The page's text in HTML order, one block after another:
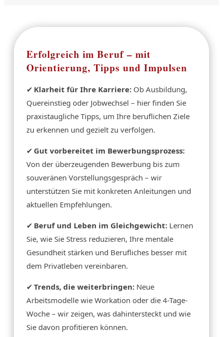
Erfolgreich im Beruf – mit
Orientierung, Tipps und Impulsen
✔ Klarheit für Ihre Karriere: Ob Ausbildung,
Quereinstieg oder Jobwechsel – hier finden Sie
praxistaugliche Tipps, um Ihre beruflichen Ziele
zu erkennen und gezielt zu verfolgen.
✔ Gut vorbereitet im Bewerbungsprozess:
Von der überzeugenden Bewerbung bis zum
souveränen Vorstellungsgespräch – wir
unterstützen Sie mit konkreten Anleitungen und
aktuellen Empfehlungen.
✔ Beruf und Leben im Gleichgewicht: Lernen
Sie, wie Sie Stress reduzieren, Ihre mentale
Gesundheit stärken und Berufliches besser mit
dem Privatleben vereinbaren.
✔ Trends, die weiterbringen: Neue
Arbeitsmodelle wie Workation oder die 4-Tage-
Woche – wir zeigen, was dahintersteckt und wie
Sie davon profitieren können.